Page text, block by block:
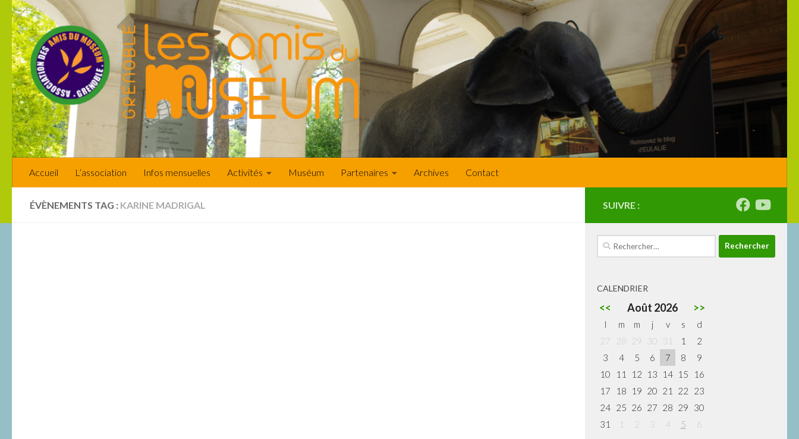
Skip to content
Accueil L’association Infos mensuelles Activités Muséum Partenaires Archives Contact
ÉVÈNEMENTS TAG : KARINE MADRIGAL SUIVRE :
Rechercher :
CALENDRIER
<< Août 2026 >>
l m m j v s
d
27
28 29 30 31 1
2
3
4 5 6 7 8
9
10
11 12 13 14 15
16
17
18 19 20 21 22
23
24 25 26 27 28 29
30
31
1 2 3 4 5 6